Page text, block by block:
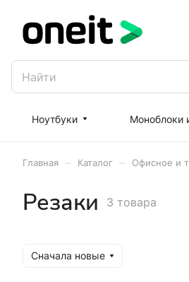
Ноутбуки Моноблоки
Главная Каталог Офисное и
Резаки 3 товара
Сначала новые